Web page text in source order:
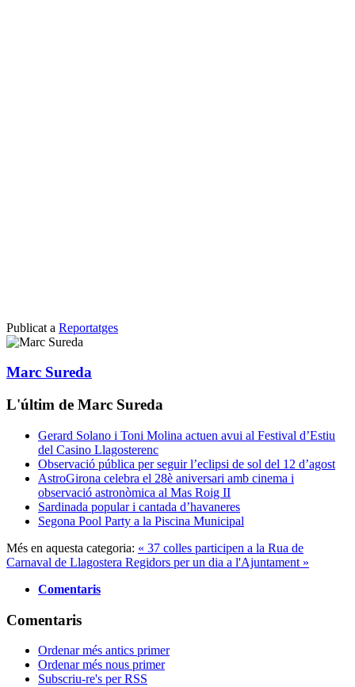
Publicat a Reportatges
Marc Sureda
L'últim de Marc Sureda
Gerard Solano i Toni Molina actuen avui al Festival d’Estiu
del Casino Llagosterenc
Observació pública per seguir l’eclipsi de sol del 12 d’agost
AstroGirona celebra el 28è aniversari amb cinema i
observació astronòmica al Mas Roig II
Sardinada popular i cantada d’havaneres
Segona Pool Party a la Piscina Municipal
Més en aquesta categoria: « 37 colles participen a la Rua de
Carnaval de Llagostera Regidors per un dia a l'Ajuntament »
Comentaris
Comentaris
Ordenar més antics primer
Ordenar més nous primer
Subscriu-re's per RSS